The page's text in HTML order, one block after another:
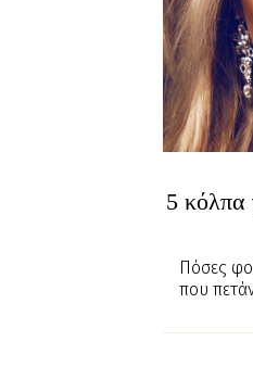
5 κόλπα
Πόσες
που